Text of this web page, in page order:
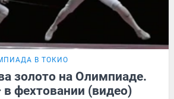
В ТОКИО
золото на Олимпиаде.
в фехтовании (видео)